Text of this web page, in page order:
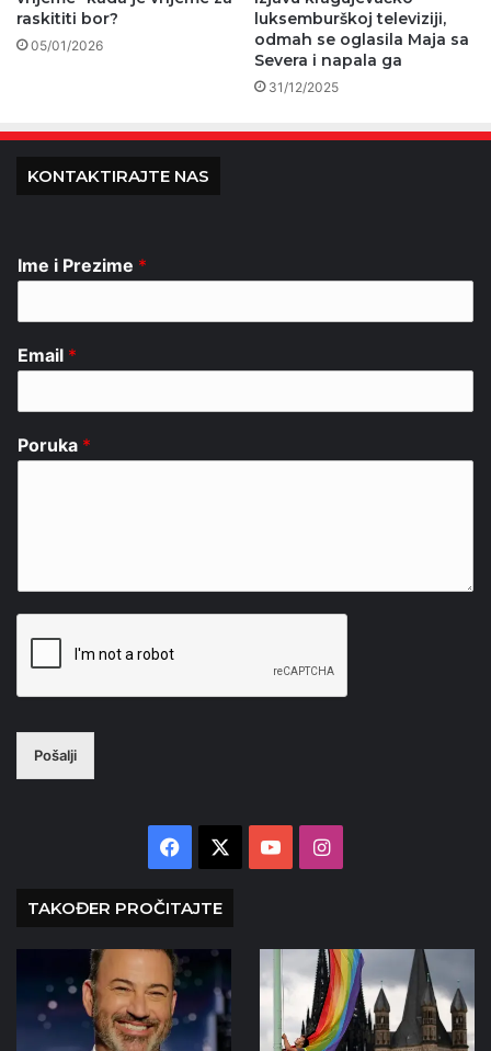
raskititi bor?
05/01/2026
luksemburškoj televiziji,
odmah se oglasila Maja sa
Severa i napala ga
31/12/2025
KONTAKTIRAJTE NAS
Ime i Prezime *
Email *
Poruka *
Pošalji
Facebook YouTubeInstagram
TAKOĐER PROČITAJTE